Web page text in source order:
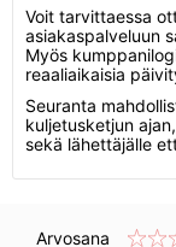
Voit tarvittaessa
asiakaspalveluun
Myös
reaaliaikaisia
Seuranta
kuljetusketjun
sekä lähettäjälle
Arvosana